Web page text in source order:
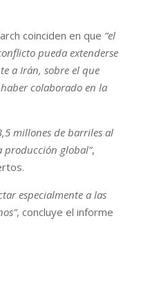
coinciden en que “el
pueda extenderse
a Irán, sobre el que
colaborado en la
millones de barriles al
producción global”,
especialmente a las
, concluye el informe